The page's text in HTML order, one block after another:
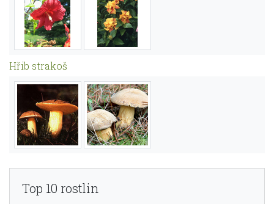
Hřib strakoš
Top 10 rostlin